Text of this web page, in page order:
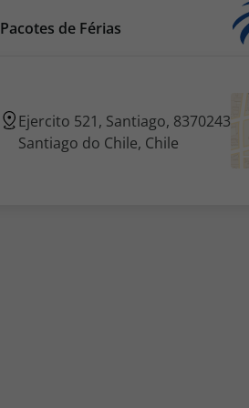
Pacotes de Férias
Ejercito 521, Santiago, 8370243
Santiago do Chile, Chile